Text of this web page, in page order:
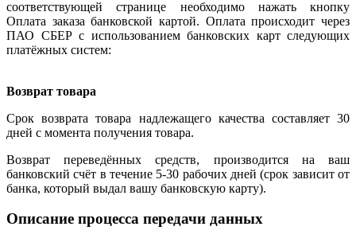
соответствующей странице необходимо нажать кнопку
Оплата заказа банковской картой. Оплата происходит через
ПАО СБЕР с использованием банковских карт следующих
платёжных систем:
Возврат товара
Срок возврата товара надлежащего качества составляет 30
дней с момента получения товара.
Возврат переведённых средств, производится на ваш
банковский счёт в течение 5-30 рабочих дней (срок зависит от
банка, который выдал вашу банковскую карту).
Описание процесса передачи данных